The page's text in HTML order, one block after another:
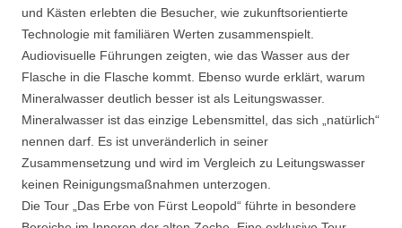
und Kästen erlebten die Besucher, wie zukunftsorientierte
Technologie mit familiären Werten zusammenspielt.
Audiovisuelle Führungen zeigten, wie das Wasser aus der
Flasche in die Flasche kommt. Ebenso wurde erklärt, warum
Mineralwasser deutlich besser ist als Leitungswasser.
Mineralwasser ist das einzige Lebensmittel, das sich „natürlich“
nennen darf. Es ist unveränderlich in seiner
Zusammensetzung und wird im Vergleich zu Leitungswasser
keinen Reinigungsmaßnahmen unterzogen.
Die Tour „Das Erbe von Fürst Leopold“ führte in besondere